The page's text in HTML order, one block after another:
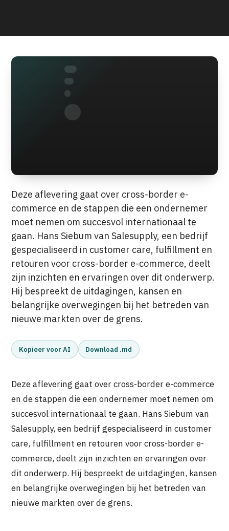
Deze aflevering gaat over cross-border e-
commerce en de stappen die een ondernemer
moet nemen om succesvol internationaal te
gaan. Hans Siebum van Salesupply, een bedrijf
gespecialiseerd in customer care, fulfillment en
retouren voor cross-border e-commerce, deelt
zijn inzichten en ervaringen over dit onderwerp.
Hij bespreekt de uitdagingen, kansen en
belangrijke overwegingen bij het betreden van
nieuwe markten over de grens.
Kopieer voor AI Download .md
Deze aflevering gaat over cross-border e-commerce
en de stappen die een ondernemer moet nemen om
succesvol internationaal te gaan. Hans Siebum van
Salesupply, een bedrijf gespecialiseerd in customer
care, fulfillment en retouren voor cross-border e-
commerce, deelt zijn inzichten en ervaringen over
dit onderwerp. Hij bespreekt de uitdagingen, kansen
en belangrijke overwegingen bij het betreden van
nieuwe markten over de grens.